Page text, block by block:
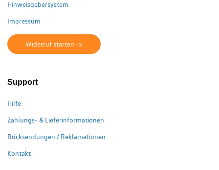
Hinweisgebersystem
Impressum
Widerruf starten ->
Support
Hilfe
Zahlungs- & Lieferinformationen
Rücksendungen / Reklamationen
Kontakt